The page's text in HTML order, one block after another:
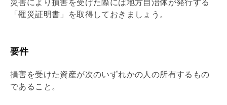
災害により損害を受けた際には地方自治体が発行する
「罹災証明書」を取得しておきましょう。
要件
損害を受けた資産が次のいずれかの人の所有するもの
であること。